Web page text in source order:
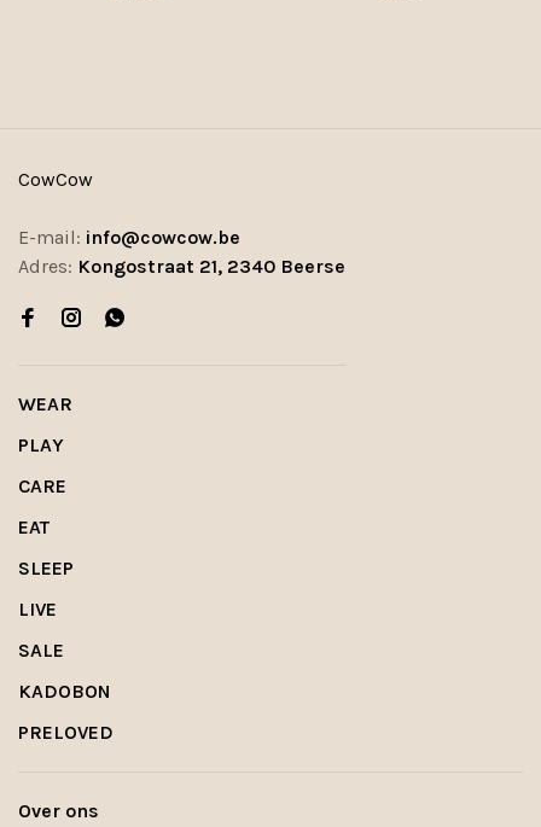
CowCow
E-mail: info@cowcow.be
Adres: Kongostraat 21, 2340 Beerse
WEAR
PLAY
CARE
EAT
SLEEP
LIVE
SALE
KADOBON
PRELOVED
Over ons